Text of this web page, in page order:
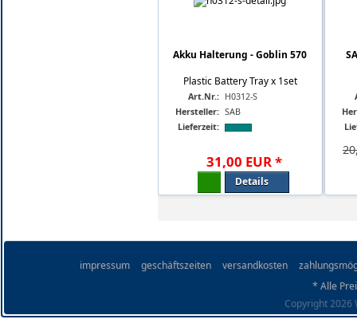
Akku Halterung - Goblin 570
Plastic Battery Tray x 1set
Art.Nr.: H0312-S
Hersteller: SAB
Lieferzeit:
31,00 EUR *
Details
impressum geschäftszeiten versandkosten
* Alle
Copyright 2026